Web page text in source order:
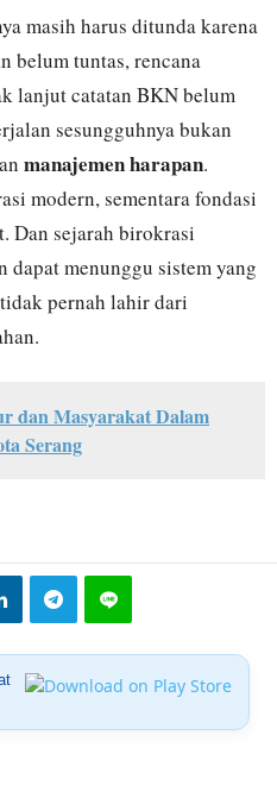
masih harus ditunda karena
belum tuntas, rencana
lanjut catatan BKN belum
sesungguhnya bukan
manajemen harapan.
modern, sementara fondasi
Dan sejarah birokrasi
dapat menunggu sistem yang
pernah lahir dari
dan Masyarakat Dalam
Serang